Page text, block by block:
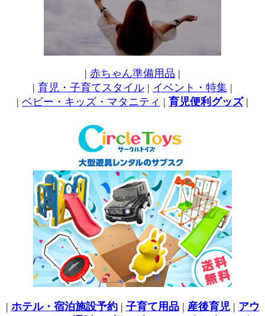
| 赤ちゃん準備用品 |
| 育児・子育てスタイル | イベント・特集 |
| ベビー・キッズ・マタニティ | 育児便利グッズ|
| ホテル・宿泊施設予約| 子育て用品| 産後育児| アウ